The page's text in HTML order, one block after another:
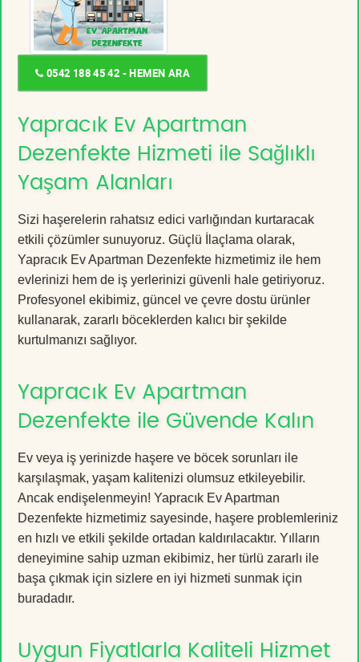
0542 188 45 42 - HEMEN ARA
Yapracık Ev Apartman
Dezenfekte Hizmeti ile Sağlıklı
Yaşam Alanları
Sizi haşerelerin rahatsız edici varlığından kurtaracak
etkili çözümler sunuyoruz. Güçlü İlaçlama olarak,
Yapracık Ev Apartman Dezenfekte hizmetimiz ile hem
evlerinizi hem de iş yerlerinizi güvenli hale getiriyoruz.
Profesyonel ekibimiz, güncel ve çevre dostu ürünler
kullanarak, zararlı böceklerden kalıcı bir şekilde
kurtulmanızı sağlıyor.
Yapracık Ev Apartman
Dezenfekte ile Güvende Kalın
Ev veya iş yerinizde haşere ve böcek sorunları ile
karşılaşmak, yaşam kalitenizi olumsuz etkileyebilir.
Ancak endişelenmeyin! Yapracık Ev Apartman
Dezenfekte hizmetimiz sayesinde, haşere problemleriniz
en hızlı ve etkili şekilde ortadan kaldırılacaktır. Yılların
deneyimine sahip uzman ekibimiz, her türlü zararlı ile
başa çıkmak için sizlere en iyi hizmeti sunmak için
buradadır.
Uygun Fiyatlarla Kaliteli Hizmet